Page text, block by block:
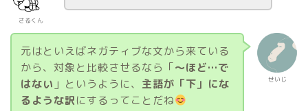
さるくん
せいじ
元はといえばネガティブな文から来ている
から、対象と比較させるなら「〜ほど…で
はない 」というように、 主語が「下」にな
るような訳にするってことだね